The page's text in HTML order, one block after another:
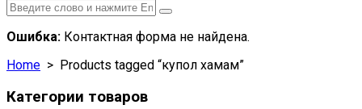
Ошибка: Контактная форма не найдена.
Home > Products tagged “купол хамам”
Категории товаров